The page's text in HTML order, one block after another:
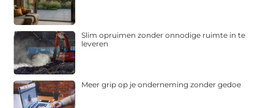
Slim opruimen zonder onnodige ruimte in te
leveren
Meer grip op je onderneming zonder gedoe